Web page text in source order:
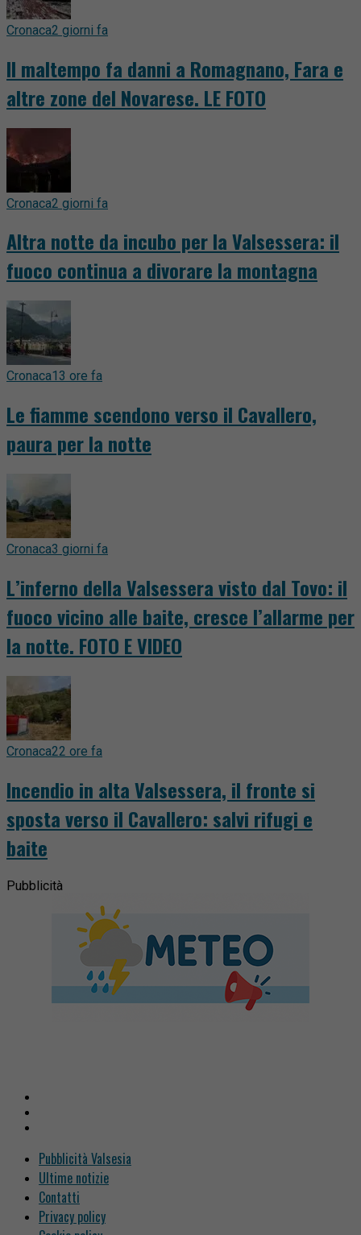
Cronaca2 giorni fa
Il maltempo fa danni a Romagnano, Fara e
altre zone del Novarese. LE FOTO
Cronaca2 giorni fa
Altra notte da incubo per la Valsessera: il
fuoco continua a divorare la montagna
Cronaca13 ore fa
Le fiamme scendono verso il Cavallero,
paura per la notte
Cronaca3 giorni fa
L’inferno della Valsessera visto dal Tovo: il
fuoco vicino alle baite, cresce l’allarme per
la notte. FOTO E VIDEO
Cronaca22 ore fa
Incendio in alta Valsessera, il fronte si
sposta verso il Cavallero: salvi rifugi e
baite
Pubblicità
Pubblicità Valsesia
Ultime notizie
Contatti
Privacy policy